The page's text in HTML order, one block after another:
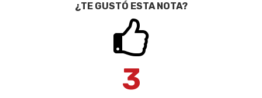
¿TE GUSTÓ ESTA NOTA?
3